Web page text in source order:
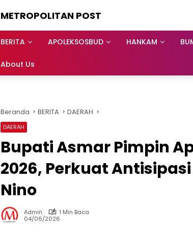
METROPOLITAN POST
BERITA APOLEKSOSBUD HANKAM
About Us
Beranda BERITA DAERAH
DAERAH
Bupati Asmar Pimpin
2026, Perkuat
Nino
Admin
1 Min Baca
04/06/2026